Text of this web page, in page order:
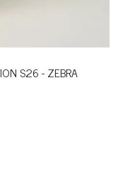
S26 - ZEBRA